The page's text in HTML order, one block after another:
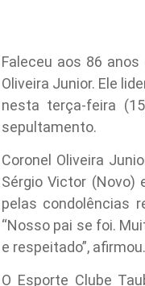
Faleceu aos 86
Oliveira Junior. Ele
nesta terça-feira
sepultamento.
Coronel Oliveira
Sérgio Victor (Novo)
pelas condolências
“Nosso pai se foi.
e respeitado”, afirmou.
O Esporte Clube